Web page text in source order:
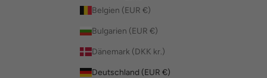
Belgien (EUR €)
Bulgarien (EUR €)
Dänemark (DKK kr.)
Deutschland (EUR €)